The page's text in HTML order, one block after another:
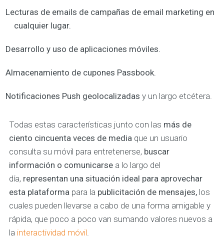
Lecturas de emails de campañas de email marketing en
cualquier lugar.
Desarrollo y uso de aplicaciones móviles.
Almacenamiento de cupones Passbook.
Notificaciones Push geolocalizadas y un largo etcétera.
Todas estas características junto con las más de
ciento cincuenta veces de media que un usuario
consulta su móvil para entretenerse, buscar
información o comunicarsea lo largo del
día, representan una situación ideal para aprovechar
esta plataforma para la publicitación de mensajes,los
cuales pueden llevarse a cabo de una forma amigable y
rápida, que poco a poco van sumando valores nuevos a
la interactividad móvil